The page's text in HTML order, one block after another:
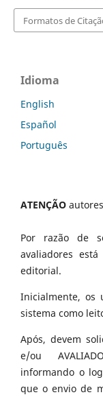
Formatos de
Idioma
English
Español
Português
ATENÇÃO
Por razão de
avaliadores
editorial.
Inicialmente, os
sistema como
Após, devem
e/ou
informando o
que o envio de